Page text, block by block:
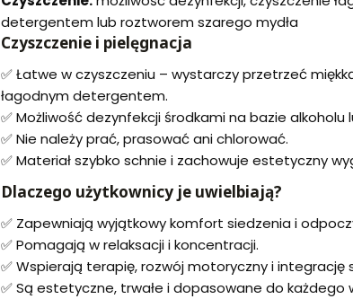
detergentem lub roztworem szarego mydła
Czyszczenie i pielęgnacja
✅ Łatwe w czyszczeniu – wystarczy przetrzeć
łagodnym detergentem.
✅ Możliwość dezynfekcji środkami na bazie alkoholu
✅ Nie należy prać, prasować ani chlorować.
✅ Materiał szybko schnie i zachowuje estetyczny
Dlaczego użytkownicy je uwielbiają?
✅ Zapewniają wyjątkowy komfort siedzenia i
✅ Pomagają w relaksacji i koncentracji.
✅ Wspierają terapię, rozwój motoryczny i integrację
✅ Są estetyczne, trwałe i dopasowane do każdego